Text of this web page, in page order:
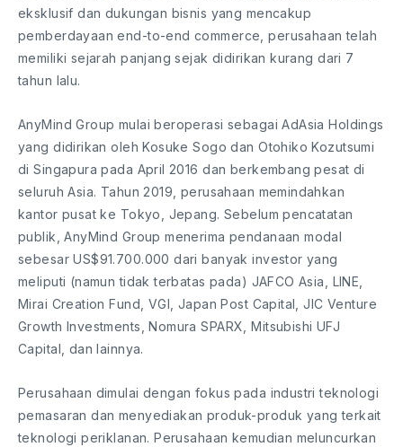
eksklusif dan dukungan bisnis yang mencakup
pemberdayaan end-to-end commerce, perusahaan telah
memiliki sejarah panjang sejak didirikan kurang dari 7
tahun lalu.
AnyMind Group mulai beroperasi sebagai AdAsia Holdings
yang didirikan oleh Kosuke Sogo dan Otohiko Kozutsumi
di Singapura pada April 2016 dan berkembang pesat di
seluruh Asia. Tahun 2019, perusahaan memindahkan
kantor pusat ke Tokyo, Jepang. Sebelum pencatatan
publik, AnyMind Group menerima pendanaan modal
sebesar US$91.700.000 dari banyak investor yang
meliputi (namun tidak terbatas pada) JAFCO Asia, LINE,
Mirai Creation Fund, VGI, Japan Post Capital, JIC Venture
Growth Investments, Nomura SPARX, Mitsubishi UFJ
Capital, dan lainnya.
Perusahaan dimulai dengan fokus pada industri teknologi
pemasaran dan menyediakan produk-produk yang terkait
teknologi periklanan. Perusahaan kemudian meluncurkan